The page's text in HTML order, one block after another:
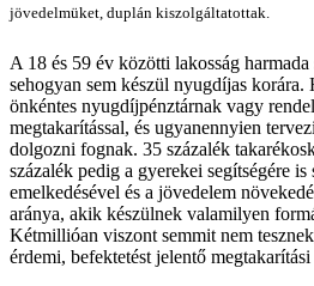
jövedelmüket, duplán kiszolgáltatottak.
A 18 és 59 év közötti lakosság harmada
sehogyan sem készül nyugdíjas korára.
önkéntes nyugdíjpénztárnak vagy
megtakarítással, és ugyanennyien
dolgozni fognak. 35 százalék
százalék pedig a gyerekei segítségére
emelkedésével és a jövedelem
aránya, akik készülnek valamilyen
Kétmillióan viszont semmit nem
érdemi, befektetést jelentő